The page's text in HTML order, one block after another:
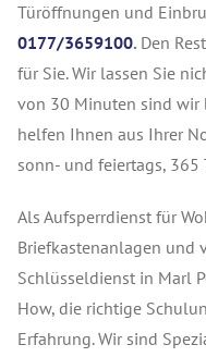
Türöffnungen und
0177/3659100. Den
für Sie. Wir lassen Sie
von 30 Minuten sind wir
helfen Ihnen aus Ihrer
sonn- und feiertags, 365
Als Aufsperrdienst für
Briefkastenanlagen und
Schlüsseldienst in Marl
How, die richtige
Erfahrung. Wir sind